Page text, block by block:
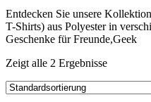
Entdecken Sie unsere
T-Shirts) aus Polyester in
Geschenke für Freunde,Geek
Zeigt alle 2 Ergebnisse